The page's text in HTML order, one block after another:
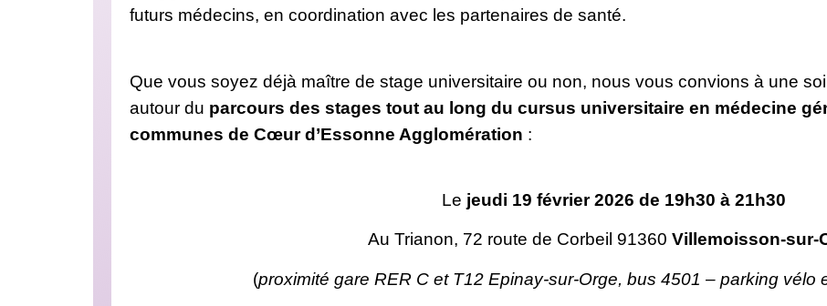
futurs médecins, en coordination avec les partenaires de santé.
Que vous soyez déjà maître de stage universitaire ou non, nous vous convions à une
autour du parcours des stages tout au long du cursus universitaire en médecine
communes de Cœur d’Essonne Agglomération :
Le jeudi 19 février 2026 de 19h30 à 21h30
Au Trianon, 72 route de Corbeil 91360 Villemoisson-sur-
(proximité gare RER C et T12 Epinay-sur-Orge, bus 4501 – parking vélo